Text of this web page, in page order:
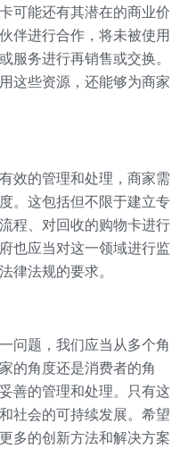
可能还有其潜在的商业价
伴进行合作，将未被使用
服务进行再销售或交换。
这些资源，还能够为商家
效的管理和处理，商家需
。这包括但不限于建立专
程、对回收的购物卡进行
也应当对这一领域进行监
律法规的要求。
问题，我们应当从多个角
的角度还是消费者的角
善的管理和处理。只有这
社会的可持续发展。希望
多的创新方法和解决方案